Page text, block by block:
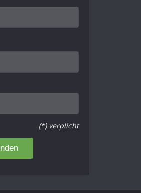
(*) verplicht